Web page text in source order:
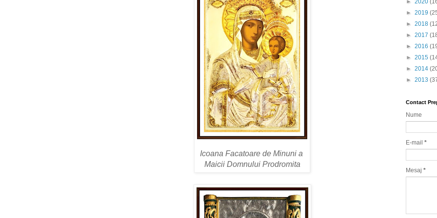
Icoana Facatoare de Minuni a
Maicii Domnului Prodromita
► 2020
► 2019
► 2018
► 2017
► 2016
► 2015
► 2014
► 2013
Contact
Nume
E-mail *
Mesaj *